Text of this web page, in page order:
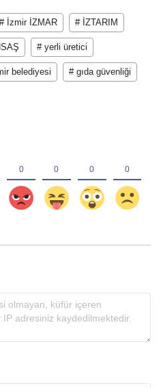
# İzmir İZMAR # İZTARIM
# yerli üretici
belediyesi # gıda güvenliği